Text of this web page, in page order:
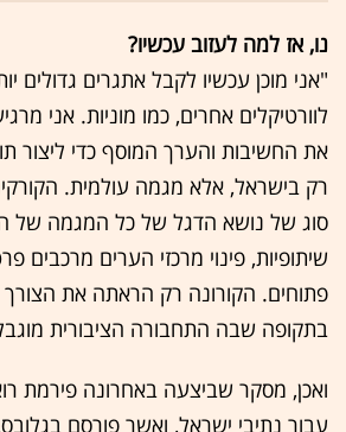
נו, אז למה לעזוב עכשיו?
"אני מוכן עכשיו לקבל אתגרים גדולים
לוורטיקלים אחרים, כמו מוניות. אני
את החשיבות והערך המוסף כדי ליצור
רק בישראל, אלא מגמה עולמית.
סוג של נושא הדגל של כל המגמה של
שיתופיות, פינוי מרכזי הערים מרכבים
פתוחים. הקורונה רק הראתה את
בתקופה שבה התחבורה הציבורית
עבור נתיבי ישראל, ואשר פורסם